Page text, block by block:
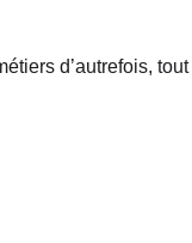
d’autrefois,